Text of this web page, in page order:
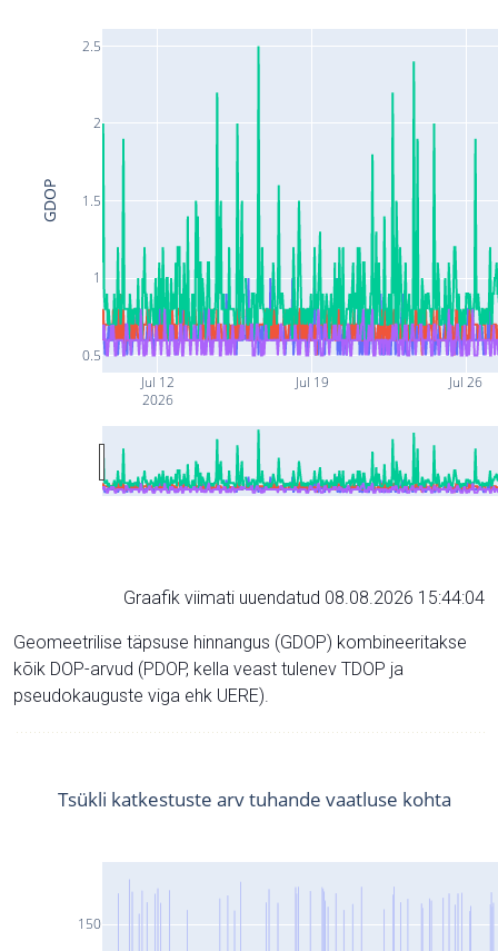
Jul 12
2026
Jul 19 Jul 26
0.5
1
1.5
2
2.5
GDOP
Graafik viimati uuendatud 08.08.2026 15:44:04
Geomeetrilise täpsuse hinnangus (GDOP) kombineeritakse
kõik DOP-arvud (PDOP, kella veast tulenev TDOP ja
pseudokauguste viga ehk UERE).
150
Tsükli katkestuste arv tuhande vaatluse kohta